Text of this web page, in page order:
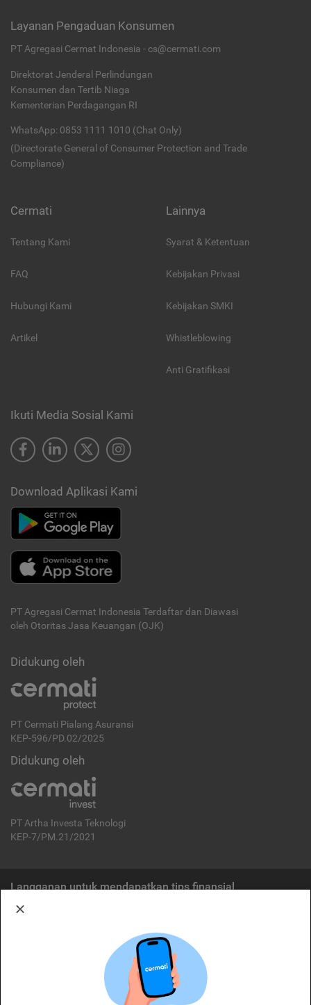
Layanan Pengaduan Konsumen
PT Agregasi Cermat Indonesia - cs@cermati.com
Direktorat Jenderal Perlindungan
Konsumen dan Tertib Niaga
Kementerian Perdagangan RI
WhatsApp: 0853 1111 1010 (Chat Only)
(Directorate General of Consumer Protection and Trade
Compliance)
Cermati
Tentang Kami
FAQ
Hubungi Kami
Artikel
Lainnya
Syarat & Ketentuan
Kebijakan Privasi
Kebijakan SMKI
Whistleblowing
Anti Gratifikasi
Ikuti Media Sosial Kami
Download Aplikasi Kami
PT Agregasi Cermat Indonesia Terdaftar dan Diawasi
oleh Otoritas Jasa Keuangan (OJK)
Didukung oleh
PT Cermati Pialang Asuransi
KEP-596/PD.02/2025
Didukung oleh
PT Artha Investa Teknologi
KEP-7/PM.21/2021
Langganan untuk mendapatkan tips finansial
Cermati merupakan penyelenggara agregasi jasa keuangan yang terdaftar di
OJK. Oleh karena itu, produk dan/atau layanan jasa keuangan yang
ditawarkan bukan merupakan produk dan/atau layanan jasa keuangan yang
diterbitkan oleh Cermati dan Cermati tidak bertanggung jawab atas tuntutan